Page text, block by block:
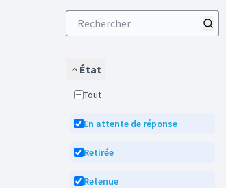
État
Tout
En attente de réponse
Retirée
Retenue